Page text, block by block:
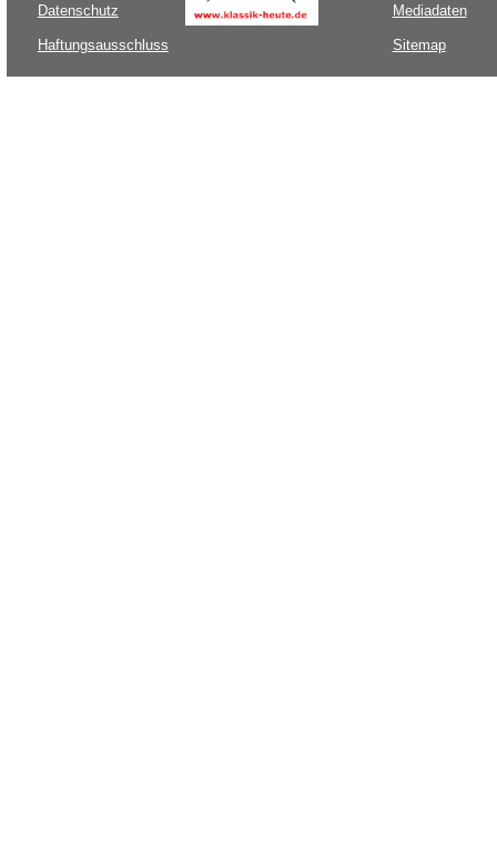
Datenschutz
Haftungsausschluss
Mediadaten
Sitemap